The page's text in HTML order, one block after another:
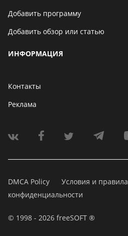
Добавить программу
Добавить обзор или статью
ИНФОРМАЦИЯ
Контакты
Реклама
DMCA Policy Условия и правила
конфиденциальности
© 1998 - 2026 freeSOFT ®